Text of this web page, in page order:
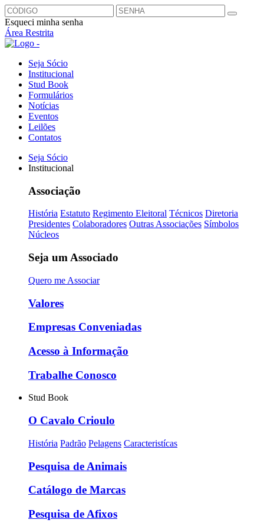
Esqueci minha senha
Área Restrita
Seja Sócio
Institucional
Stud Book
Formulários
Notícias
Eventos
Leilões
Contatos
Seja Sócio
Institucional
Associação
História Estatuto Regimento Eleitoral Técnicos Diretoria
Presidentes Colaboradores Outras Associações Símbolos
Núcleos
Seja um Associado
Quero me Associar
Valores
Empresas Conveniadas
Acesso à Informação
Trabalhe Conosco
Stud Book
O Cavalo Crioulo
História Padrão Pelagens Caracteristícas
Pesquisa de Animais
Catálogo de Marcas
Pesquisa de Afixos